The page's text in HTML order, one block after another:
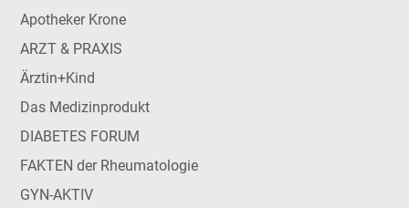
Apotheker Krone
ARZT & PRAXIS
Ärztin+Kind
Das Medizinprodukt
DIABETES FORUM
FAKTEN der Rheumatologie
GYN-AKTIV